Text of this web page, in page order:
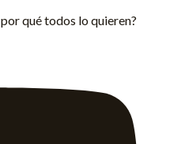
qué todos lo quieren?